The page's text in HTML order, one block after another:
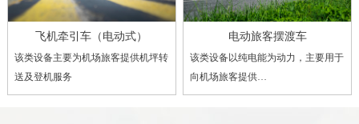
飞机牵引车（电动式）
该类设备主要为机场旅客提供机坪转
送及登机服务
电动旅客摆渡车
该类设备以纯电能为动力，主要用于
向机场旅客提供…